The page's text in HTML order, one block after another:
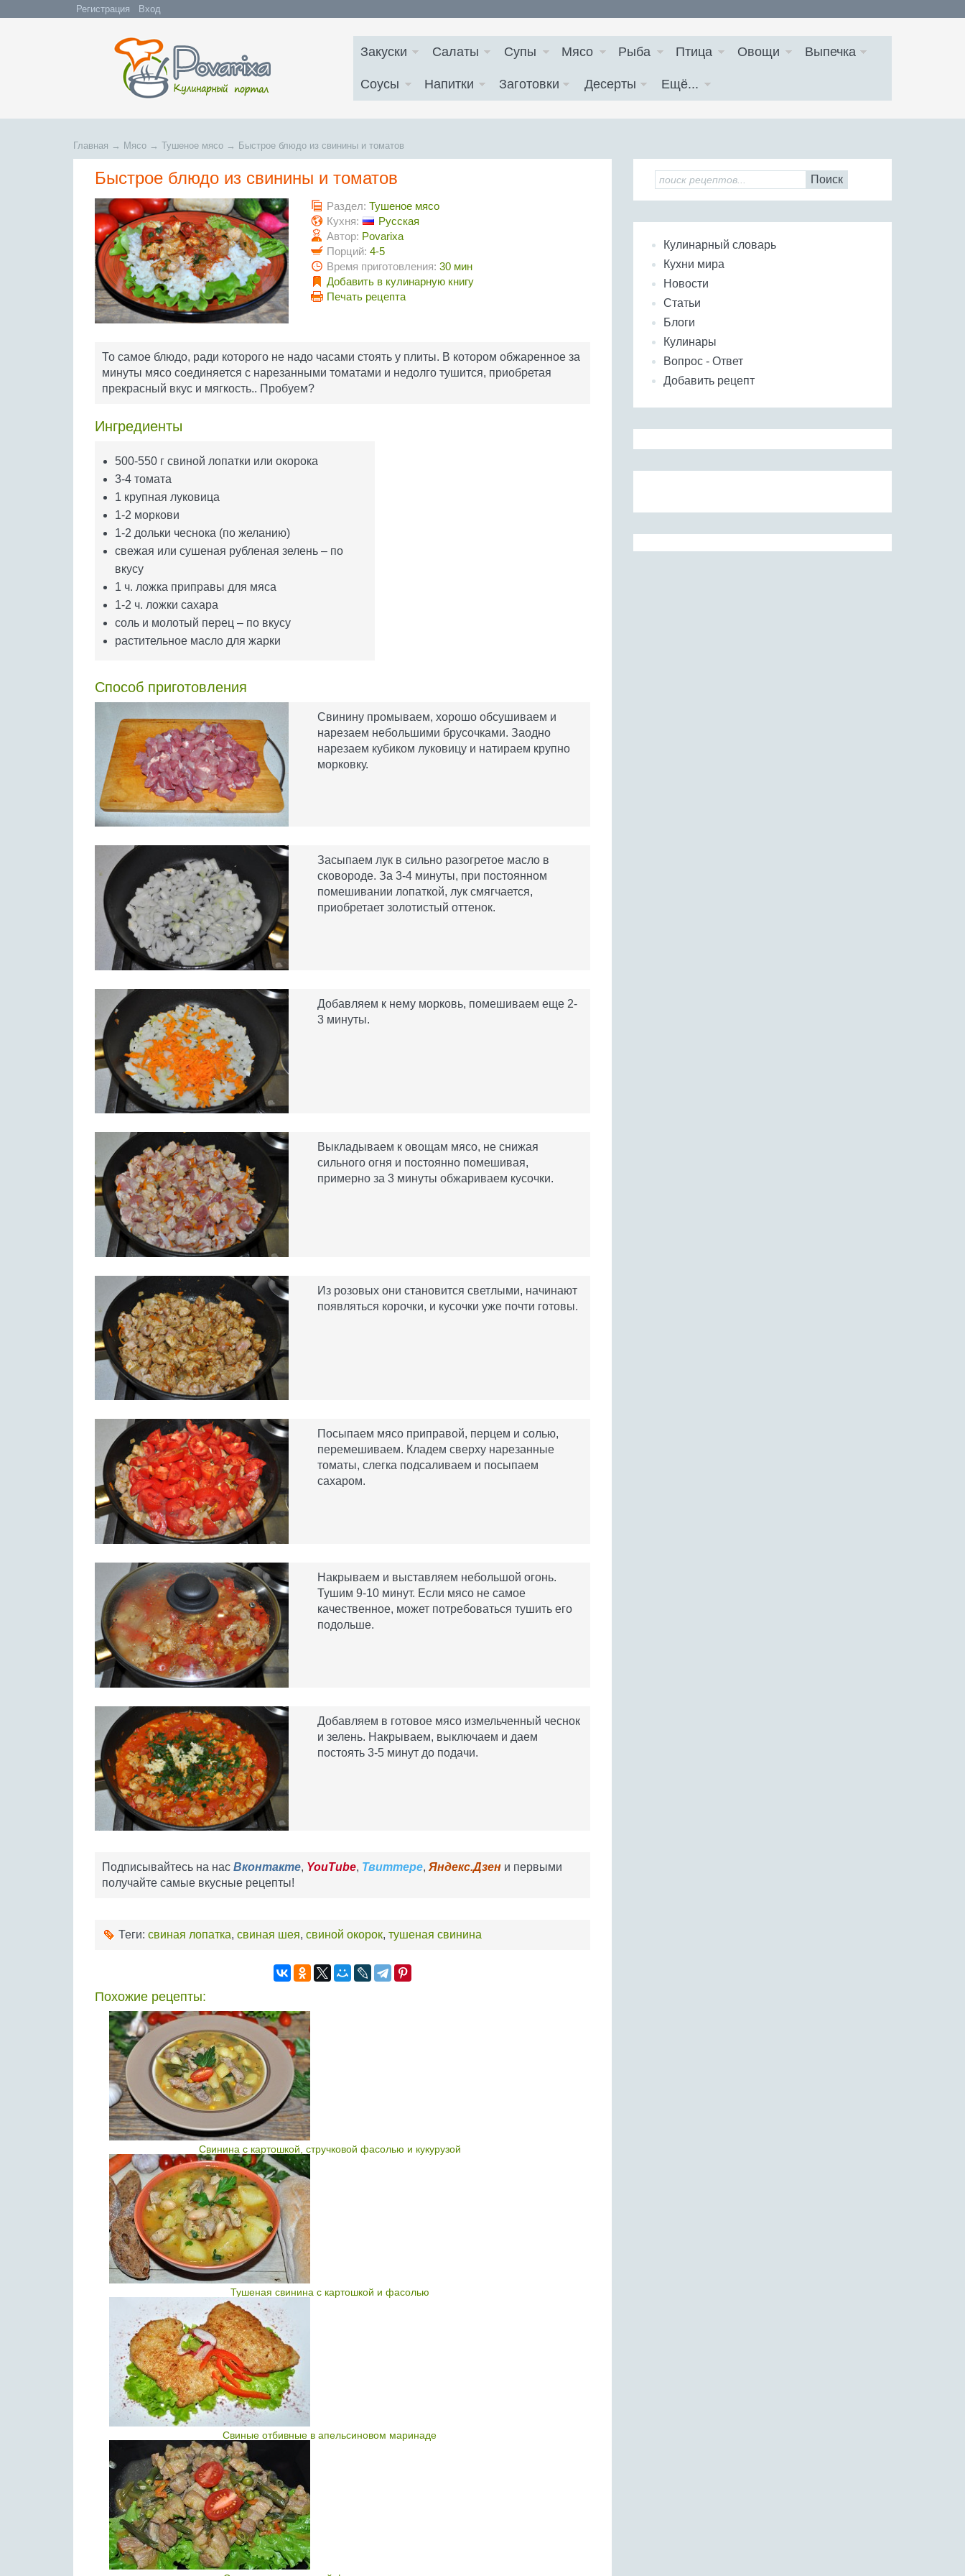
Регистрация Вход
Закуски Салаты Супы Мясо Рыба Птица Овощи Выпечка
Соусы Напитки Заготовки Десерты Ещё...
Главная → Мясо → Тушеное мясо → Быстрое блюдо из свинины и томатов
Быстрое блюдо из свинины и томатов
Раздел: Тушеное мясо
Кухня:
Русская
Автор: Povarixa
Порций: 4-5
Время приготовления: 30 мин
Добавить в кулинарную книгу
Печать рецепта
То самое блюдо, ради которого не надо часами стоять у плиты. В котором обжаренное за
минуты мясо соединяется с нарезанными томатами и недолго тушится, приобретая
прекрасный вкус и мягкость.. Пробуем?
Ингредиенты
500-550 г свиной лопатки или окорока
3-4 томата
1 крупная луковица
1-2 моркови
1-2 дольки чеснока (по желанию)
свежая или сушеная рубленая зелень – по
вкусу
1 ч. ложка приправы для мяса
1-2 ч. ложки сахара
соль и молотый перец – по вкусу
растительное масло для жарки
Способ приготовления
Свинину промываем, хорошо обсушиваем и
нарезаем небольшими брусочками. Заодно
нарезаем кубиком луковицу и натираем крупно
морковку.
Засыпаем лук в сильно разогретое масло в
сковороде. За 3-4 минуты, при постоянном
помешивании лопаткой, лук смягчается,
приобретает золотистый оттенок.
Добавляем к нему морковь, помешиваем еще 2-
3 минуты.
Выкладываем к овощам мясо, не снижая
сильного огня и постоянно помешивая,
примерно за 3 минуты обжариваем кусочки.
Из розовых они становится светлыми, начинают
появляться корочки, и кусочки уже почти готовы.
Посыпаем мясо приправой, перцем и солью,
перемешиваем. Кладем сверху нарезанные
томаты, слегка подсаливаем и посыпаем
сахаром.
Накрываем и выставляем небольшой огонь.
Тушим 9-10 минут. Если мясо не самое
качественное, может потребоваться тушить его
подольше.
Добавляем в готовое мясо измельченный чеснок
и зелень. Накрываем, выключаем и даем
постоять 3-5 минут до подачи.
Подписывайтесь на нас Вконтакте, YouTube, Твиттере, Яндекс.Дзен и первыми
получайте самые вкусные рецепты!
Теги: свиная лопатка, свиная шея, свиной окорок, тушеная свинина
Похожие рецепты:
Свинина с картошкой, стручковой фасолью и кукурузой
Тушеная свинина с картошкой и фасолью
Свиные отбивные в апельсиновом маринаде
Поиск
Кулинарный словарь
Кухни мира
Новости
Статьи
Блоги
Кулинары
Вопрос - Ответ
Добавить рецепт